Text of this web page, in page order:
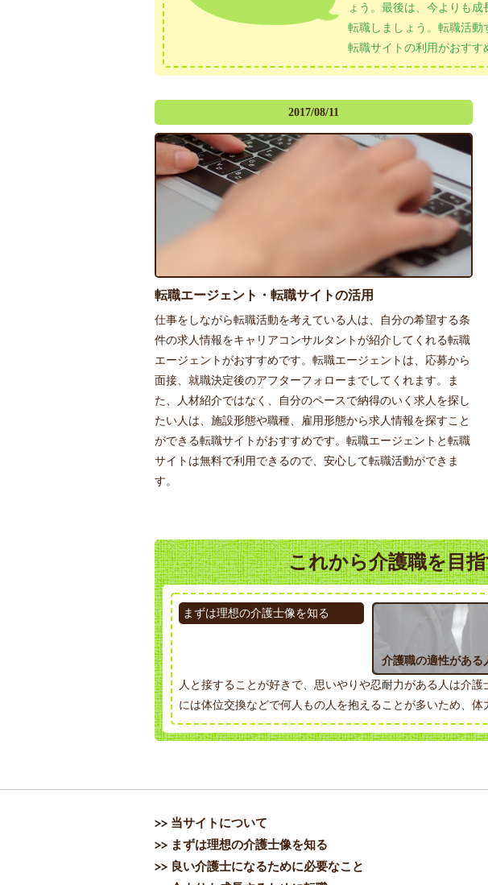
ょう。最後は、今よりも
転職しましょう。転職活
転職サイトの利用がおすす
2017/08/11
転職エージェント・転職サイトの活用
仕事をしながら転職活動を考えている人は、自分の希望する条
件の求人情報をキャリアコンサルタントが紹介してくれる転職
エージェントがおすすめです。転職エージェントは、応募から
面接、就職決定後のアフターフォローまでしてくれます。ま
た、人材紹介ではなく、自分のペースで納得のいく求人を探し
たい人は、施設形態や職種、雇用形態から求人情報を探すこと
ができる転職サイトがおすすめです。転職エージェントと転職
サイトは無料で利用できるので、安心して転職活動ができま
す。
これから介護職を目
まずは理想の介護士像を知る
介護職の適性がある
人と接することが好きで、思いやりや忍耐力がある人は介
には体位交換などで何人もの人を抱えることが多いため、体
当サイトについて
まずは理想の介護士像を知る
良い介護士になるために必要なこと